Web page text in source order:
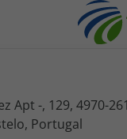
Apt -, 129, 4970-261
Portugal